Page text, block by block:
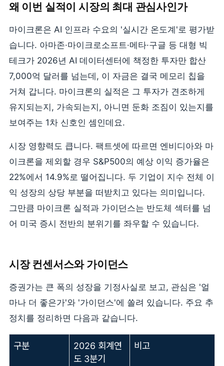
왜 이번 실적이 시장의 최대 관심사인가
마이크론은 AI 인프라 수요의 '실시간 온도계'로 평가받
습니다. 아마존·마이크로소프트·메타·구글 등 대형 빅
테크가 2026년 AI 데이터센터에 책정한 투자만 합산
7,000억 달러를 넘는데, 이 자금은 결국 메모리 칩을
거쳐 갑니다. 마이크론의 실적은 그 투자가 견조하게
유지되는지, 가속되는지, 아니면 둔화 조짐이 있는지를
보여주는 1차 신호인 셈인데요.
시장 영향력도 큽니다. 팩트셋에 따르면 엔비디아와 마
이크론을 제외할 경우 S&P500의 예상 이익 증가율은
22%에서 14.9%로 떨어집니다. 두 기업이 지수 전체 이
익 성장의 상당 부분을 떠받치고 있다는 의미입니다.
그만큼 마이크론 실적과 가이던스는 반도체 섹터를 넘
어 미국 증시 전반의 분위기를 좌우할 수 있습니다.
시장 컨센서스와 가이던스
증권가는 큰 폭의 성장을 기정사실로 보고, 관심은 '얼
마나 더 좋은가'와 '가이던스'에 쏠려 있습니다. 주요 추
정치를 정리하면 다음과 같습니다.
구분
2026 회계연
도 3분기
비고